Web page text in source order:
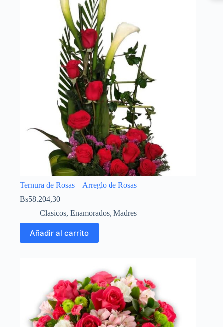
Ternura de Rosas – Arreglo de Rosas
Bs58.204,30
Clasicos, Enamorados, Madres
Añadir al carrito